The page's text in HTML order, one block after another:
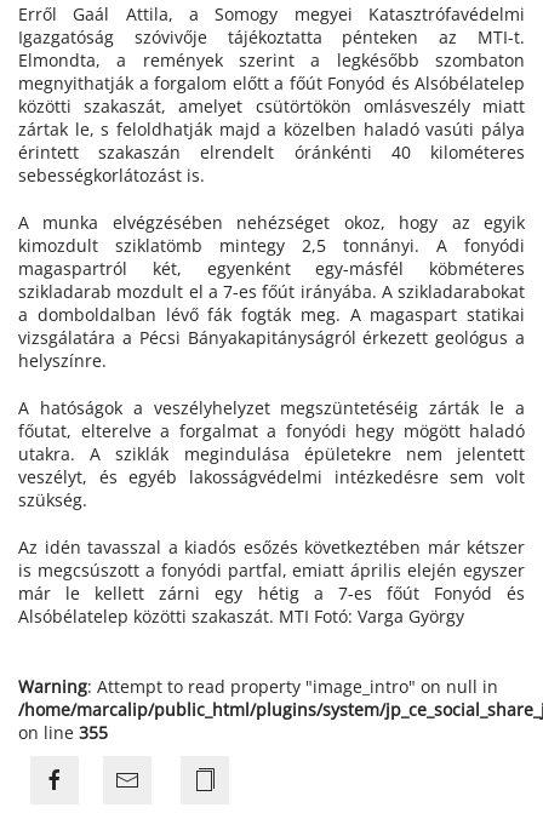
Erről Gaál Attila, a Somogy megyei Katasztrófavédelmi
Igazgatóság szóvivője tájékoztatta pénteken az MTI-t.
Elmondta, a remények szerint a legkésőbb szombaton
megnyithatják a forgalom előtt a főút Fonyód és Alsóbélatelep
közötti szakaszát, amelyet csütörtökön omlásveszély miatt
zártak le, s feloldhatják majd a közelben haladó vasúti pálya
érintett szakaszán elrendelt óránkénti 40 kilométeres
sebességkorlátozást is.
A munka elvégzésében nehézséget okoz, hogy az egyik
kimozdult sziklatömb mintegy 2,5 tonnányi. A fonyódi
magaspartról két, egyenként egy-másfél köbméteres
szikladarab mozdult el a 7-es főút irányába. A szikladarabokat
a domboldalban lévő fák fogták meg. A magaspart statikai
vizsgálatára a Pécsi Bányakapitányságról érkezett geológus a
helyszínre.
A hatóságok a veszélyhelyzet megszüntetéséig zárták le a
főutat, elterelve a forgalmat a fonyódi hegy mögött haladó
utakra. A sziklák megindulása épületekre nem jelentett
veszélyt, és egyéb lakosságvédelmi intézkedésre sem volt
szükség.
Az idén tavasszal a kiadós esőzés következtében már kétszer
is megcsúszott a fonyódi partfal, emiatt április elején egyszer
már le kellett zárni egy hétig a 7-es főút Fonyód és
Alsóbélatelep közötti szakaszát. MTI Fotó: Varga György
Warning: Attempt to read property "image_intro" on null in
/home/marcalip/public_html/plugins/system/
on line 355